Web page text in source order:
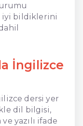
iyi bildiklerini
İngilizce
dersi yer
dil bilgisi,
yazılı ifade